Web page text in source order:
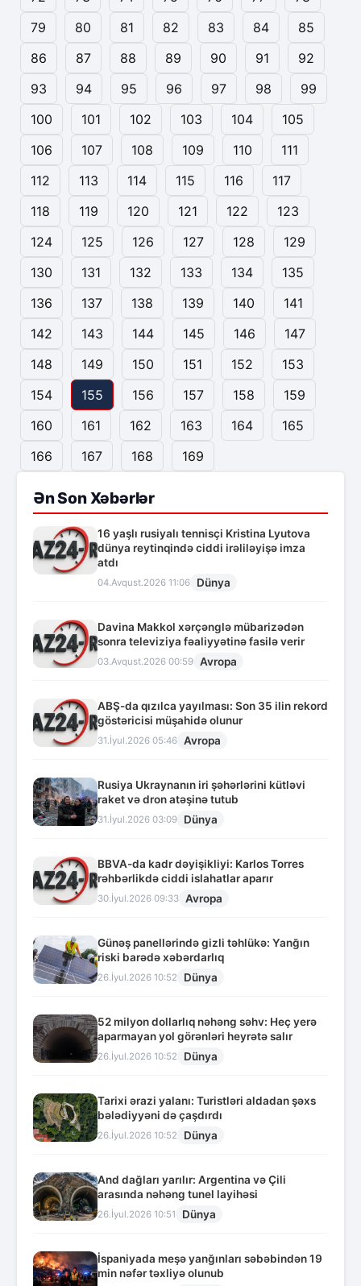
79
80 81 82 83 84
85
86
87 88 89 90 91
92
93
94 95 96 97 98
99
100
101 102 103 104
105
106
107 108 109 110
111
112
113 114 115 116
117
118
119 120 121 122
123
124
125 126 127 128
129
130
131 132 133 134
135
136
137 138 139 140
141
142
143 144 145 146
147
148
149 150 151 152
153
154
155 156 157 158
159
160
161 162 163 164
165
166
167 168 169
Ən Son Xəbərlər
16 yaşlı rusiyalı tennisçi Kristina Lyutova
dünya reytinqində ciddi irəliləyişə imza
atdı
04.Avqust.2026 11:06 Dünya
Davina Makkol xərçənglə mübarizədən
sonra televiziya fəaliyyətinə fasilə verir
03.Avqust.2026 00:59 Avropa
ABŞ-da qızılca yayılması: Son 35 ilin rekord
göstəricisi müşahidə olunur
31.İyul.2026 05:46 Avropa
Rusiya Ukraynanın iri şəhərlərini kütləvi
raket və dron atəşinə tutub
31.İyul.2026 03:09 Dünya
BBVA-da kadr dəyişikliyi: Karlos Torres
rəhbərlikdə ciddi islahatlar aparır
30.İyul.2026 09:33 Avropa
Günəş panellərində gizli təhlükə: Yanğın
riski barədə xəbərdarlıq
26.İyul.2026 10:52 Dünya
52 milyon dollarlıq nəhəng səhv: Heç yerə
aparmayan yol görənləri heyrətə salır
26.İyul.2026 10:52 Dünya
Tarixi ərazi yalanı: Turistləri aldadan şəxs
bələdiyyəni də çaşdırdı
26.İyul.2026 10:52 Dünya
And dağları yarılır: Argentina və Çili
arasında nəhəng tunel layihəsi
26.İyul.2026 10:51 Dünya
İspaniyada meşə yanğınları səbəbindən 19
min nəfər təxliyə olunub